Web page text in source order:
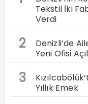
Tekstil İki
Verdi
2
Denizli’de
Yeni Ofisi
3
Yıllık Emek